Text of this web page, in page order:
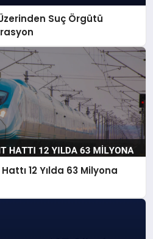
Suç Örgütü
12 Yılda 63 Milyona